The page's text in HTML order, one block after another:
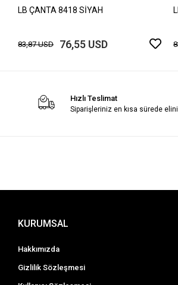
LB ÇANTA 8418 SİYAH
83,87 USD 76,55 USD
Hızlı Teslimat
Siparişleriniz en kısa sürede
KURUMSAL
Hakkımızda
Gizlilik Sözleşmesi